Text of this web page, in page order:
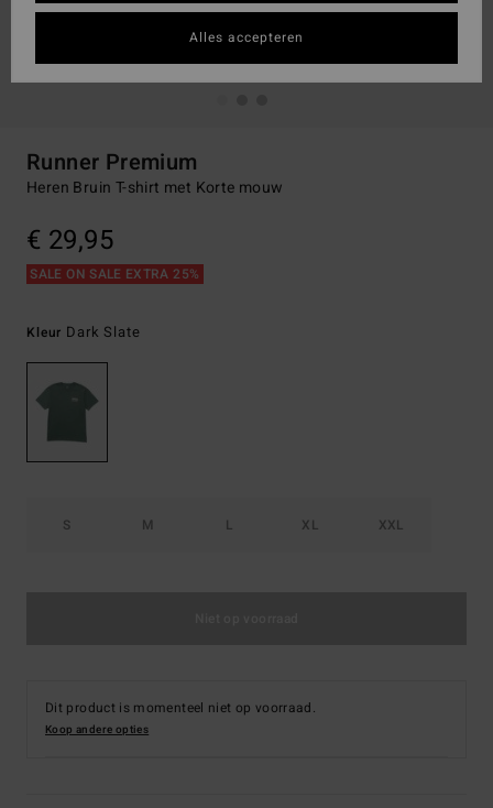
Runner Premium
Heren Bruin T-shirt met Korte mouw
€ 29,95
SALE ON SALE EXTRA 25%
Kleur Dark Slate
S M L XL XXL
Dit product is momenteel niet op voorraad.
Koop andere opties
Alles accepteren